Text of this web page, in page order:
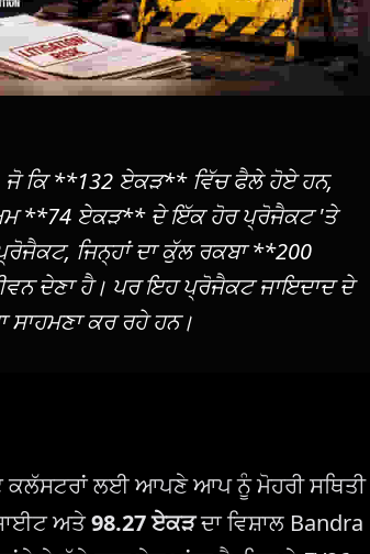
ਕਿ **132 ਏਕੜ** ਵਿੱਚ ਫੈਲੇ ਹੋਏ ਹਨ,
**74 ਏਕੜ** ਦੇ ਇੱਕ ਹੋਰ ਪ੍ਰੋਜੈਕਟ 'ਤੇ
ਜਿਨ੍ਹਾਂ ਦਾ ਕੁੱਲ ਰਕਬਾ **200
ਦੇਣਾ ਹੈ। ਪਰ ਇਹ ਪ੍ਰੋਜੈਕਟ ਜਾਇਦਾਦ ਦੇ
ਸਾਹਮਣਾ ਕਰ ਰਹੇ ਹਨ।
ਕਲੱਸਟਰਾਂ ਲਈ ਆਪਣੇ ਆਪ ਨੂੰ ਮੋਹਰੀ ਸਥਿਤੀ
ਅਤੇ98.27 ਏਕੜਦਾ ਵਿਸ਼ਾਲ Bandra